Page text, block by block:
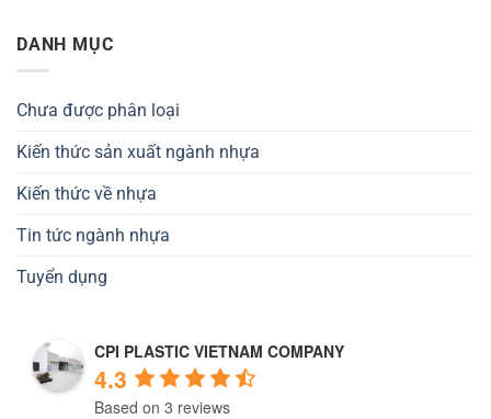
DANH MỤC
Chưa được phân loại
Kiến thức sản xuất ngành nhựa
Kiến thức về nhựa
Tin tức ngành nhựa
Tuyển dụng
CPI PLASTIC VIETNAM COMPANY
4.3
Based on 3 reviews